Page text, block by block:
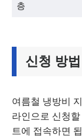
층
신청 방법
여름철 냉방비
라인으로 신청
트에 접속하면